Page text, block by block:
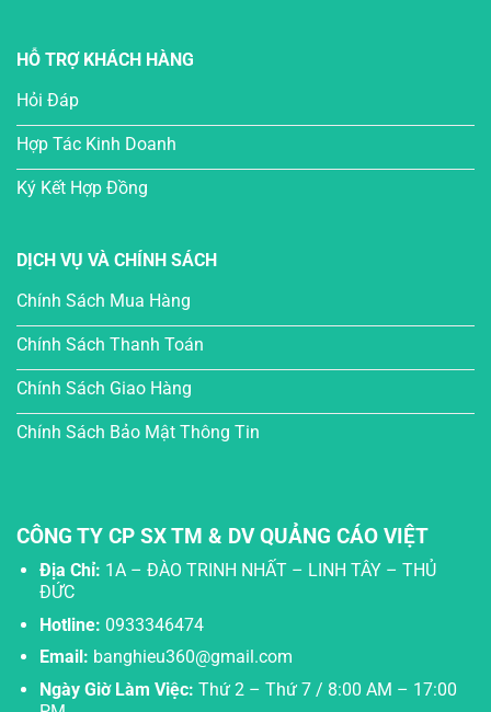
HỖ TRỢ KHÁCH HÀNG
Hỏi Đáp
Hợp Tác Kinh Doanh
Ký Kết Hợp Đồng
DỊCH VỤ VÀ CHÍNH SÁCH
Chính Sách Mua Hàng
Chính Sách Thanh Toán
Chính Sách Giao Hàng
Chính Sách Bảo Mật Thông Tin
CÔNG TY CP SX TM & DV QUẢNG CÁO VIỆT
Địa Chỉ: 1A – ĐÀO TRINH NHẤT – LINH TÂY – THỦ
ĐỨC
Hotline: 0933346474
Email: banghieu360@gmail.com
Ngày Giờ Làm Việc: Thứ 2 – Thứ 7 / 8:00 AM – 17:00